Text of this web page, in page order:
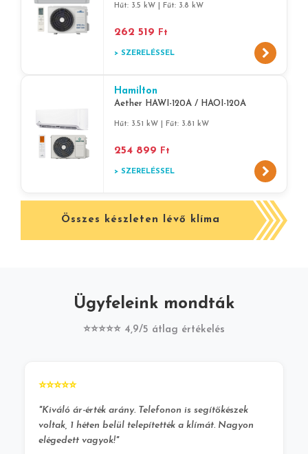
Hűt: 3.5 kW | Fűt: 3.8 kW
262 519 Ft
> SZERELÉSSEL
Hamilton
Aether HAWI-120A / HAOI-120A
Hűt: 3.51 kW | Fűt: 3.81 kW
254 899 Ft
> SZERELÉSSEL
Összes készleten lévő klíma
Ügyfeleink mondták
⭐⭐⭐⭐⭐ 4,9/5 átlag értékelés
⭐⭐⭐⭐⭐
"Kiváló ár-érték arány. Telefonon is segítőkészek
voltak, 1 héten belül telepítették a klímát. Nagyon
elégedett vagyok!"